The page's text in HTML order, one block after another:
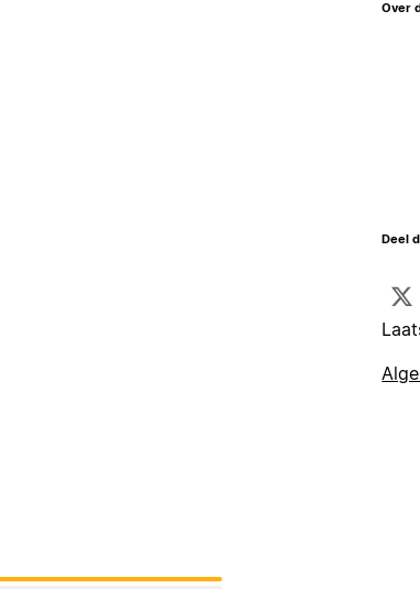
Over
Deel